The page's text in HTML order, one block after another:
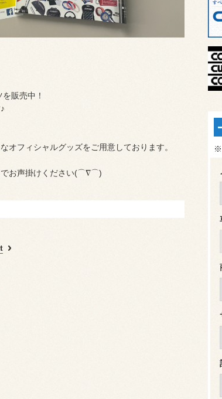
販売中！
オフィシャルグッズをご用意しております。
でお声掛けください(⌒∇⌒)
※